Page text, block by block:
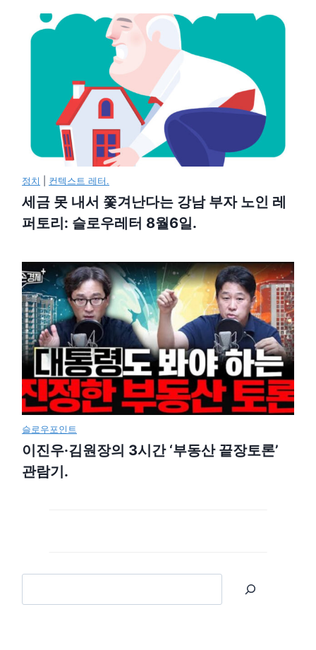
정치 컨텍스트 레터.
세금 못 내서 쫓겨난다는 강남 부자 노인 레
퍼토리: 슬로우레터 8월6일.
슬로우포인트
이진우·김원장의 3시간 ‘부동산 끝장토론’
관람기.